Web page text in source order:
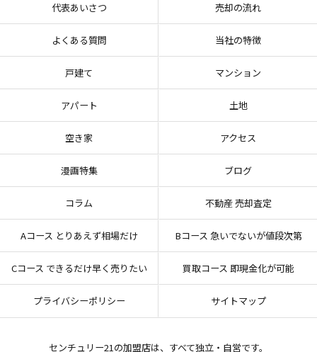
代表あいさつ 売却の流れ
よくある質問 当社の特徴
戸建て マンション
アパート 土地
空き家 アクセス
漫画特集 ブログ
コラム 不動産 売却査定
Aコース とりあえず相場だけ Bコース 急いでないが値段次第
Cコース できるだけ早く売りたい 買取コース 即現金化が可能
プライバシーポリシー サイトマップ
センチュリー21の加盟店は、すべて独立・自営です。